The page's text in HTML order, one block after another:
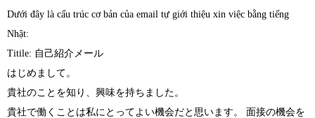
Dưới đây là cấu trúc cơ bản của email tự giới thiệu xin việc bằng tiếng
Nhật:
Titile: 自己紹介メール
はじめまして。
貴社のことを知り、興味を持ちました。
貴社で働くことは私にとってよい機会だと思います。 面接の機会を